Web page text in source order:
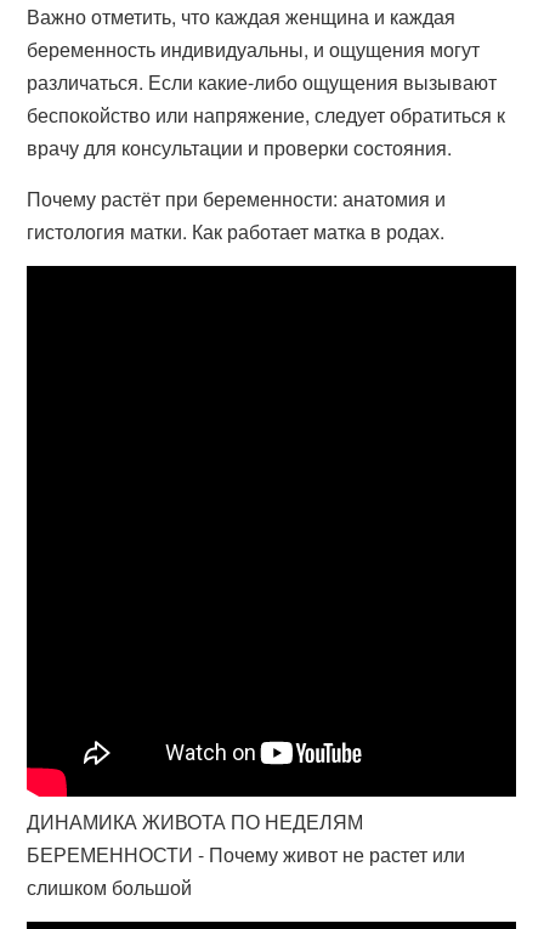
Важно отметить, что каждая женщина и каждая
беременность индивидуальны, и ощущения могут
различаться. Если какие-либо ощущения вызывают
беспокойство или напряжение, следует обратиться к
врачу для консультации и проверки состояния.
Почему растёт при беременности: анатомия и
гистология матки. Как работает матка в родах.
ДИНАМИКА ЖИВОТА ПО НЕДЕЛЯМ
БЕРЕМЕННОСТИ - Почему живот не растет или
слишком большой